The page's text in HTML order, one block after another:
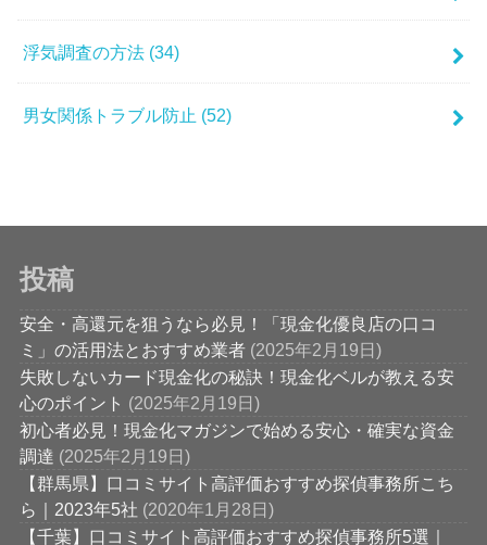
浮気調査の方法 (34)
男女関係トラブル防止 (52)
投稿
安全・高還元を狙うなら必見！「現金化優良店の口コ
ミ」の活用法とおすすめ業者 (2025年2月19日)
失敗しないカード現金化の秘訣！現金化ベルが教える安
心のポイント (2025年2月19日)
初心者必見！現金化マガジンで始める安心・確実な資金
調達 (2025年2月19日)
【群馬県】口コミサイト高評価おすすめ探偵事務所こち
ら｜2023年5社 (2020年1月28日)
【千葉】口コミサイト高評価おすすめ探偵事務所5選｜